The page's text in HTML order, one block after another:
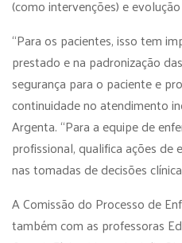
(como intervenções) e
“Para os pacientes, isso tem
prestado e na padronização
segurança para o paciente e
continuidade no atendimento
Argenta. “Para a equipe de
profissional, qualifica ações de
nas tomadas de decisões
A Comissão do Processo de
também com as professoras